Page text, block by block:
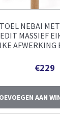
NEBAI
MASSIEF
AFWERKING
€229
AAN